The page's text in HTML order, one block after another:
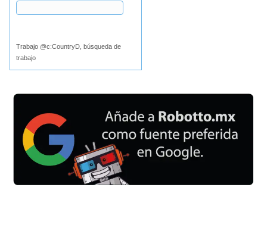
Trabajo @c:CountryD, búsqueda de
trabajo